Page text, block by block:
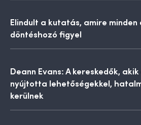
Elindult a kutatás, amire minden
döntéshozó figyel
Deann Evans: A kereskedők,
nyújtotta lehetőségekkel,
kerülnek